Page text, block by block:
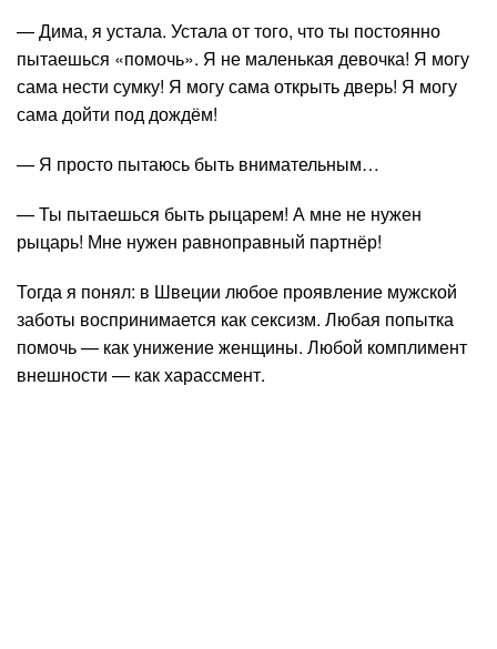
— Дима, я устала. Устала от того, что ты постоянно
пытаешься «помочь». Я не маленькая девочка! Я могу
сама нести сумку! Я могу сама открыть дверь! Я могу
сама дойти под дождём!
— Я просто пытаюсь быть внимательным…
— Ты пытаешься быть рыцарем! А мне не нужен
рыцарь! Мне нужен равноправный партнёр!
Тогда я понял: в Швеции любое проявление мужской
заботы воспринимается как сексизм. Любая попытка
помочь — как унижение женщины. Любой комплимент
внешности — как харассмент.